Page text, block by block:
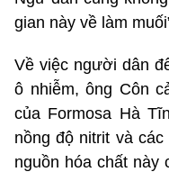
gian này về làm
Về việc người dân
ô nhiễm, ông Côn
của Formosa Hà
nồng độ nitrit và
nguồn hóa chất